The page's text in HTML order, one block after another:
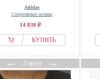
Adidas
Спортивные штаны
14 830 ₽
КУПИТЬ
←2 цвета→